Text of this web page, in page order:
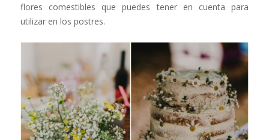
flores comestibles que puedes tener en cuenta para
utilizar en los postres.